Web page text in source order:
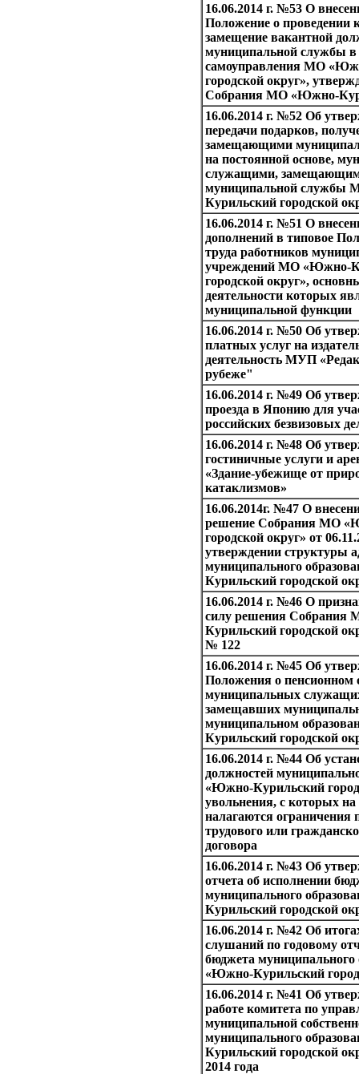
16.06.2014 г. №53 О
Положение о проведении
замещение вакантной
муниципальной службы в
самоуправления МО
городской округ»,
Собрания МО «Южно-
16.06.2014 г. №52 Об
передачи подарков,
замещающими
на постоянной основе,
служащими,
муниципальной
Курильский городской
16.06.2014 г. №51 О
дополнений в типовое
труда работников
учреждений МО «Южно-
городской округ»,
деятельности которых
муниципальной функции
16.06.2014 г. №50 Об
платных услуг на
деятельность МУП
рубеже"
16.06.2014 г. №49 Об
проезда в Японию для
российских безвизовых
16.06.2014 г. №48 Об
гостиничные услуги и
«Здание-убежище от
катаклизмов»
16.06.2014г. №47 О
решение Собрания МО
городской округ» от
утверждении структуры
муниципального
Курильский городской
16.06.2014 г. №46 О
силу решения
Курильский городской
№ 122
16.06.2014 г. №45 Об
Положения о пенсионном
муниципальных
замещавших
муниципальном
Курильский городской
16.06.2014 г. №44 Об
должностей
«Южно-Курильский
увольнения, с которых
налагаются ограничения
трудового или
договора
16.06.2014 г. №43 Об
отчета об исполнении
муниципального
Курильский городской
16.06.2014 г. №42 Об
слушаний по годовому
бюджета муниципального
«Южно-Курильский
16.06.2014 г. №41 Об
работе комитета по
муниципальной
муниципального
Курильский городской
2014 года